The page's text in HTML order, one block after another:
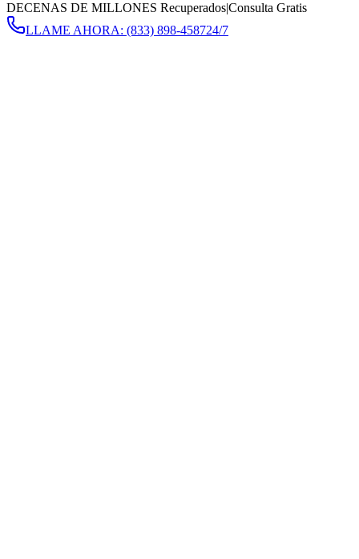
DECENAS DE MILLONES Recuperados|Consulta Gratis
LLAME AHORA: (833) 898-458724/7